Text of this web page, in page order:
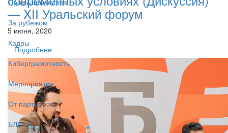
Промышленность
За рубежом
Кадры
Киберграмотность
Мероприятия
От партнёров
БЛОГИ
— XII Уральский форум
5 июня, 2020
Подробнее